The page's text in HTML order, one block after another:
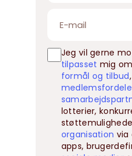
Jeg vil gerne
tilpasset mig
formål og tilbud
lotterier,
organisation via
apps,